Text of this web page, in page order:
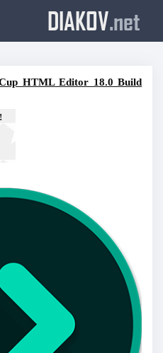
DIAKOV.net
HTML Editor 18.0 Build